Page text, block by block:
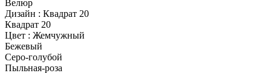
Велюр
Дизайн : Квадрат 20
Квадрат 20
Цвет : Жемчужный
Бежевый
Серо-голубой
Пыльная-роза